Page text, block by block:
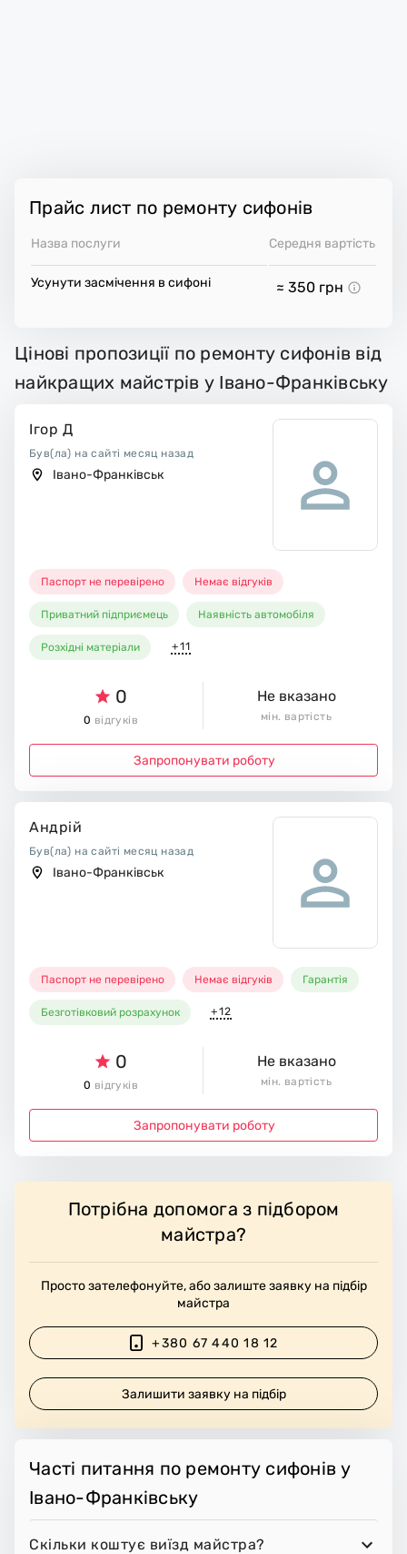
Прайс лист по ремонту сифонів
Назва послуги Середня вартість
Усунути засмічення в сифоні ≈ 350 грн
Цінові пропозиції по ремонту сифонів від
найкращих майстрів у Івано-Франківську
Ігор Д
Був(ла) на сайті месяц назад
Івано-Франківськ
Паспорт не перевірено Немає відгуків
Приватний підприємець Наявність автомобіля
Розхідні матеріали +11
0
0 відгуків
Не вказано
мін. вартість
Запропонувати роботу
Андрій
Був(ла) на сайті месяц назад
Івано-Франківськ
Паспорт не перевірено Немає відгуків Гарантія
Безготівковий розрахунок +12
0
0 відгуків
Не вказано
мін. вартість
Запропонувати роботу
Потрібна допомога з підбором
майстра?
Просто зателефонуйте, або залиште заявку на підбір
майстра
+380 67 440 18 12
Залишити заявку на підбір
Часті питання по ремонту сифонів у
Івано-Франківську
Скільки коштує виїзд майстра?